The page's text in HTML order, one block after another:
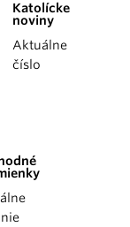
Katolícke
noviny
Aktuálne
číslo